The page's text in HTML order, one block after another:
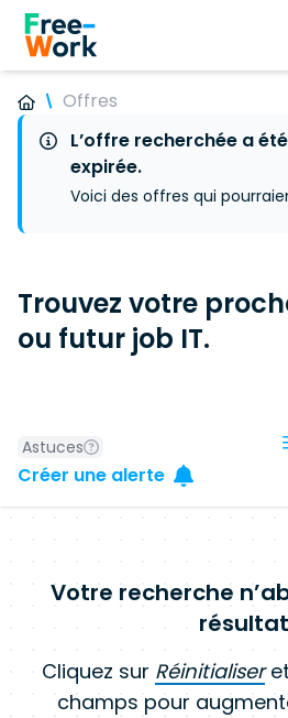
Offres
L’offre recherchée a
expirée.
Voici des offres qui
Trouvez votre
ou futur job IT.
Astuces
Créer une alerte
Votre recherche
Cliquez sur Réinitialiser
champs pour